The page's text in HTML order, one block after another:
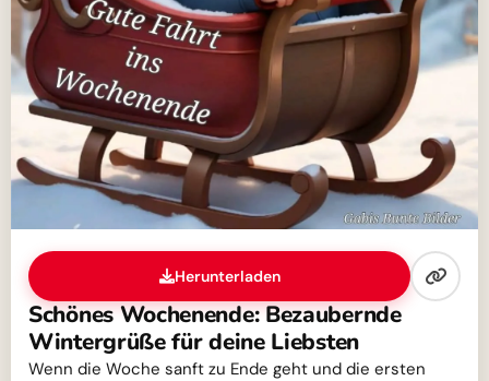
Herunterladen
Schönes Wochenende: Bezaubernde
Wintergrüße für deine Liebsten
Wenn die Woche sanft zu Ende geht und die ersten